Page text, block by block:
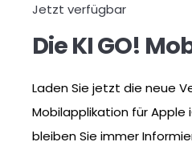
Jetzt verfügbar
Die KI GO!
Laden Sie jetzt die neue
Mobilapplikation für Apple
bleiben Sie immer